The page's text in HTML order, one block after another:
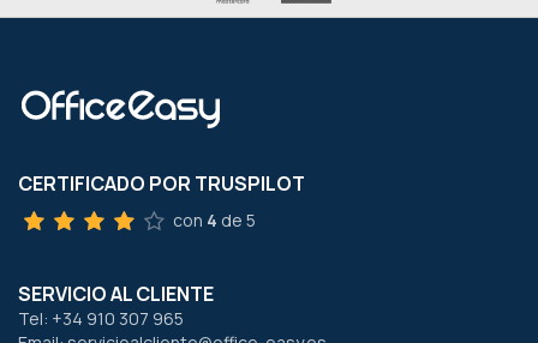
CERTIFICADO POR TRUSPILOT
con 4 de 5
SERVICIO AL CLIENTE
Tel: +34 910 307 965